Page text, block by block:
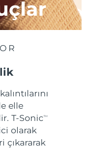
elle
T-SonicTM
olarak
çıkararak
teslim tarihi8/11/26
teslim tarihi
teslim tarihi
teslim tarihi8/13/26
teslim tarihi8/10/26
teslim tarihi